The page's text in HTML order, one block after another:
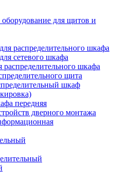
для щитов и
распределительного шкафа
сетевого шкафа
распределительного шкафа
щита
шкаф
передняя
дверного монтажа